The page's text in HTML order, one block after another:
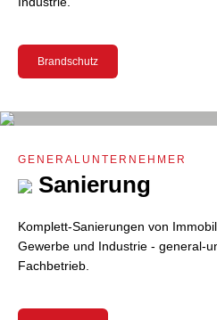
Brandschutz
GENERALUNTERNEHMER
Sanierung
Komplett-Sanierungen von
Gewerbe und Industrie - general-
Fachbetrieb.